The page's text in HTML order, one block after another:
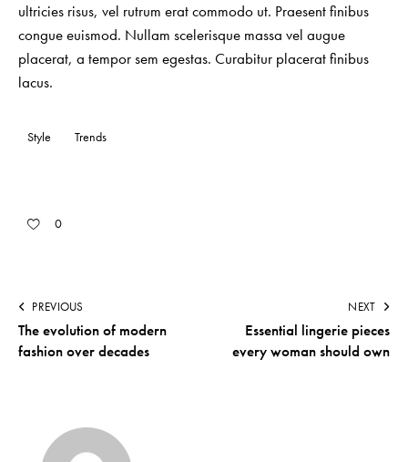
ultricies risus, vel rutrum erat commodo ut. Praesent finibus
congue euismod. Nullam scelerisque massa vel augue
placerat, a tempor sem egestas. Curabitur placerat finibus
lacus.
Style Trends
0
PREVIOUS
The evolution of modern
fashion over decades
NEXT
Essential lingerie pieces
every woman should own